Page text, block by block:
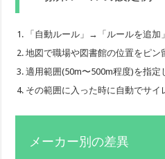
「自動ルール」→「ルールを追
地図で職場や図書館の位置をピン
適用範囲(50m〜500m程度)を指定
その範囲に入った時に自動でサ
メーカー別の差異